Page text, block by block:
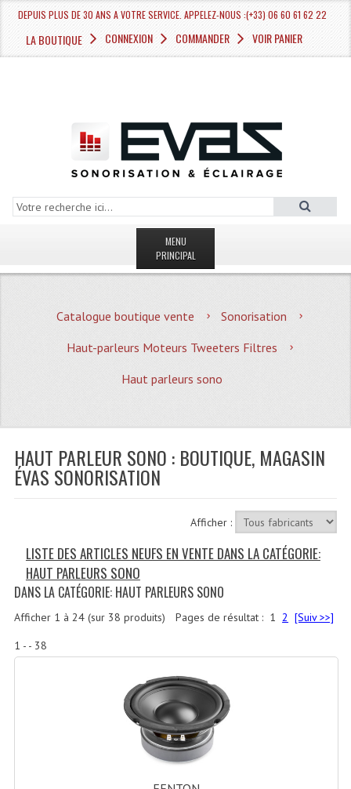
DEPUIS PLUS DE 30 ANS A VOTRE SERVICE. APPELEZ-NOUS :(+33) 06 60 61 62 22
LA BOUTIQUE CONNEXION COMMANDER VOIR PANIER
MENU
PRINCIPAL
MAGASIN
Quoi De Neuf?
Promotions
Location De Matériel
Le Matériel D´occasion
Recevoir Nos Promotions
Faire Votre Devis
CATÉGORIES
Accessoires Pieds Cellules Diamants
Accessoires Enceintes
Accessoires Micro, Pieds De Régie
Catalogue boutique vente
Sonorisation
Haut-parleurs Moteurs Tweeters Filtres
Haut parleurs sono
HAUT PARLEUR SONO : BOUTIQUE, MAGASIN
ÉVAS SONORISATION
Afficher :
LISTE DES ARTICLES NEUFS EN VENTE DANS LA CATÉGORIE:
HAUT PARLEURS SONO
DANS LA CATÉGORIE: HAUT PARLEURS SONO
Pages de résultat : 1 2 [Suiv >>]
Afficher 1 à 24(sur 38 produits)
1 - - 38